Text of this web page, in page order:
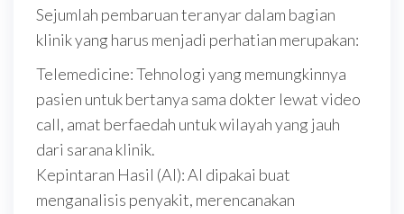
Sejumlah pembaruan teranyar dalam bagian
klinik yang harus menjadi perhatian merupakan:
Telemedicine: Tehnologi yang memungkinnya
pasien untuk bertanya sama dokter lewat video
call, amat berfaedah untuk wilayah yang jauh
dari sarana klinik.
Kepintaran Hasil (AI): AI dipakai buat
menganalisis penyakit, merencanakan